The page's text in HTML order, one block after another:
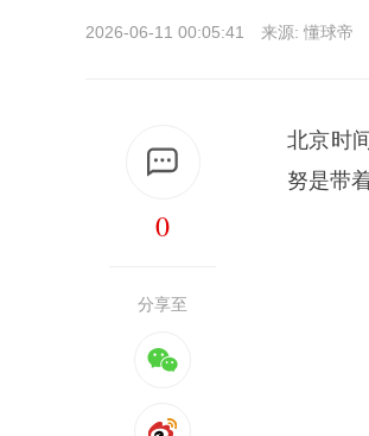
2026-06-11 00:05:41 来源: 懂球帝
0
分享至
北京时
努是带